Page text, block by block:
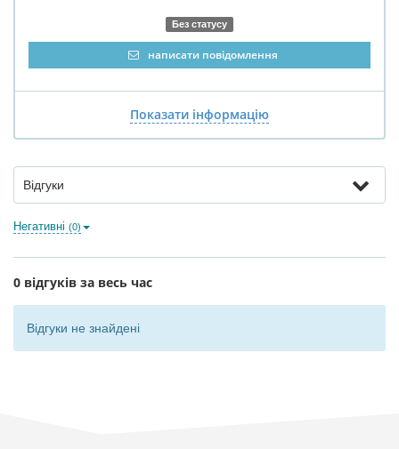
Без статусу
написати повідомлення
Показати інформацію
Відгуки
Негативні (0)
0 відгуків за весь час
Відгуки не знайдені